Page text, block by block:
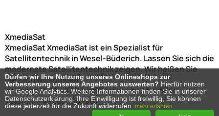
XmediaSat
XmediaSatXmediaSat ist ein Spezialist für
Satellitentechnik in Wesel-Büderich. Lassen Sie sich die
modernste Satellitentechnik zeigen. Wir heißen Sie
herzlich willkommen!
Im Hamm 1546487Wesel Nordrhein-Westfalen
Telefon:+492803803901
Dürfen wir Ihre Nutzung unseres Onlineshops zur
Verbesserung unseres Angebotes auswerten? Hierfür nutzen
wir Google Analytics. Weitere Informationen finden Sie in unserer
Datenschutzerklärung. Ihre Einwilligung ist freiwillig, Sie können
diese jederzeit für die Zukunft widerrufen.
mehr erfahren